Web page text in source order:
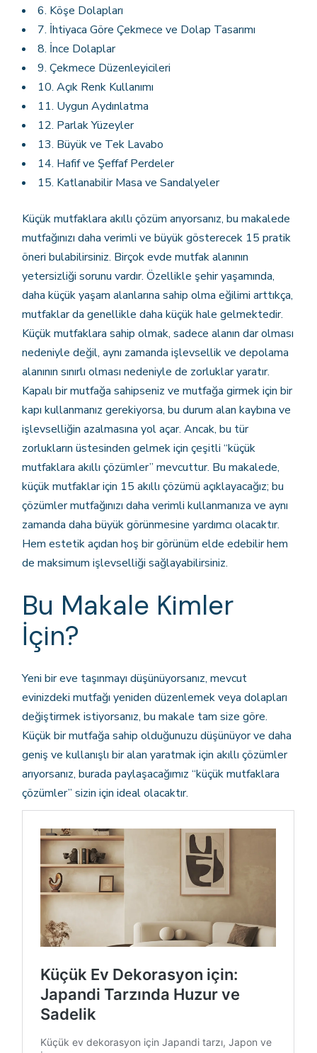
6. Köşe Dolapları
7. İhtiyaca Göre Çekmece ve Dolap Tasarımı
8. İnce Dolaplar
9. Çekmece Düzenleyicileri
10. Açık Renk Kullanımı
11. Uygun Aydınlatma
12. Parlak Yüzeyler
13. Büyük ve Tek Lavabo
14. Hafif ve Şeffaf Perdeler
15. Katlanabilir Masa ve Sandalyeler
Küçük mutfaklara akıllı çözüm arıyorsanız, bu makalede
mutfağınızı daha verimli ve büyük gösterecek 15 pratik
öneri bulabilirsiniz. Birçok evde mutfak alanının
yetersizliği sorunu vardır. Özellikle şehir yaşamında,
daha küçük yaşam alanlarına sahip olma eğilimi arttıkça,
mutfaklar da genellikle daha küçük hale gelmektedir.
Küçük mutfaklara sahip olmak, sadece alanın dar olması
nedeniyle değil, aynı zamanda işlevsellik ve depolama
alanının sınırlı olması nedeniyle de zorluklar yaratır.
Kapalı bir mutfağa sahipseniz ve mutfağa girmek için bir
kapı kullanmanız gerekiyorsa, bu durum alan kaybına ve
işlevselliğin azalmasına yol açar. Ancak, bu tür
zorlukların üstesinden gelmek için çeşitli “küçük
mutfaklara akıllı çözümler” mevcuttur. Bu makalede,
küçük mutfaklar için 15 akıllı çözümü açıklayacağız; bu
çözümler mutfağınızı daha verimli kullanmanıza ve aynı
zamanda daha büyük görünmesine yardımcı olacaktır.
Hem estetik açıdan hoş bir görünüm elde edebilir hem
de maksimum işlevselliği sağlayabilirsiniz.
Bu Makale Kimler
İçin?
Yeni bir eve taşınmayı düşünüyorsanız, mevcut
evinizdeki mutfağı yeniden düzenlemek veya dolapları
değiştirmek istiyorsanız, bu makale tam size göre.
Küçük bir mutfağa sahip olduğunuzu düşünüyor ve daha
geniş ve kullanışlı bir alan yaratmak için akıllı çözümler
arıyorsanız, burada paylaşacağımız “küçük mutfaklara
çözümler” sizin için ideal olacaktır.